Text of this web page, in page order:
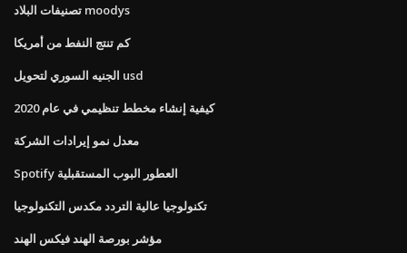
تصنيفات البلاد moodys
كم تنتج النفط من أمريكا
الجنيه السوري لتحويل usd
كيفية إنشاء مخطط تنظيمي في عام 2020
معدل نمو إيرادات الشركة
Spotify العطور البوب ​​المستقبلية
تكنولوجيا عالية التردد مكدس التكنولوجيا
مؤشر بورصة الهند فيكس الهند